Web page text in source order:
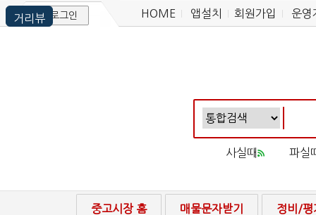
로그인 HOME 앱설치 회원가입 운영
사실때 파실
중고시장 홈 매물문자받기 정비/평